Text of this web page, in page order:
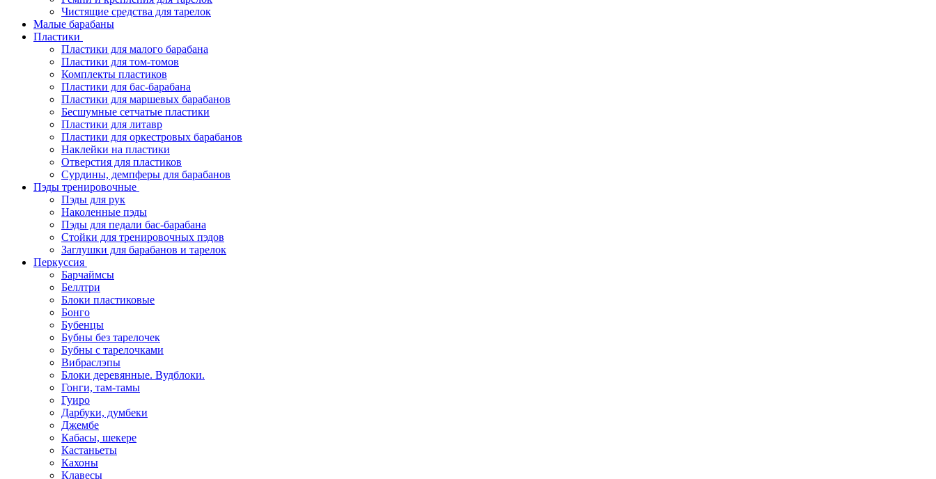
Чистящие средства для тарелок
Малые барабаны
Пластики
Пластики для малого барабана
Пластики для том-томов
Комплекты пластиков
Пластики для бас-барабана
Пластики для маршевых барабанов
Бесшумные сетчатые пластики
Пластики для литавр
Пластики для оркестровых барабанов
Наклейки на пластики
Отверстия для пластиков
Сурдины, демпферы для барабанов
Пэды тренировочные
Пэды для рук
Наколенные пэды
Пэды для педали бас-барабана
Стойки для тренировочных пэдов
Заглушки для барабанов и тарелок
Перкуссия
Барчаймсы
Беллтри
Блоки пластиковые
Бонго
Бубенцы
Бубны без тарелочек
Бубны с тарелочками
Вибраслэпы
Блоки деревянные. Вудблоки.
Гонги, там-тамы
Гуиро
Дарбуки, думбеки
Джембе
Кабасы, шекере
Кастаньеты
Кахоны
Клавесы